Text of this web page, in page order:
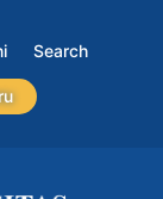
Search